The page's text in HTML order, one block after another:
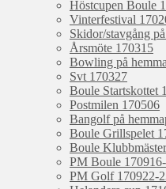
Höstcupen Boule
Vinterfestival
Skidor/stavgång
Årsmöte 170315
Bowling på
Svt 170327
Boule Startskottet
Postmilen 170506
Bangolf på
Boule Grillspelet
Boule
PM Boule
PM Golf 170922-